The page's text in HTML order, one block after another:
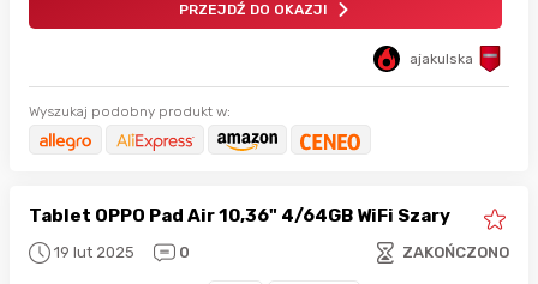
PRZEJDŹ DO OKAZJI
ajakulska
Wyszukaj podobny produkt w:
Tablet OPPO Pad Air 10,36" 4/64GB WiFi Szary
19 lut 2025 0 ZAKOŃCZONO